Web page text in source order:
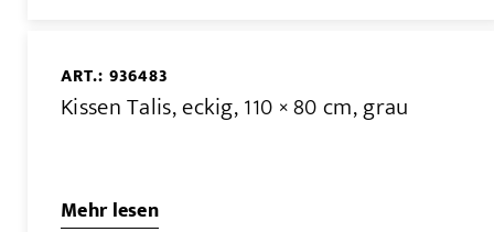
ART.: 936483
Kissen Talis, eckig, 110 × 80 cm, grau
Mehr lesen